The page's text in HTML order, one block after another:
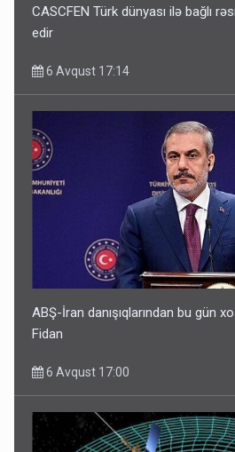
CASCFEN Türk dünyası ilə bağlı
edir
6 Avqust 17:14
ABŞ-İran danışıqlarından bu gün
Fidan
6 Avqust 17:00